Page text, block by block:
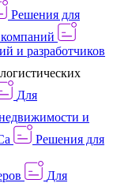
Решения для
и разработчиков
Для
и
Решения для
Для